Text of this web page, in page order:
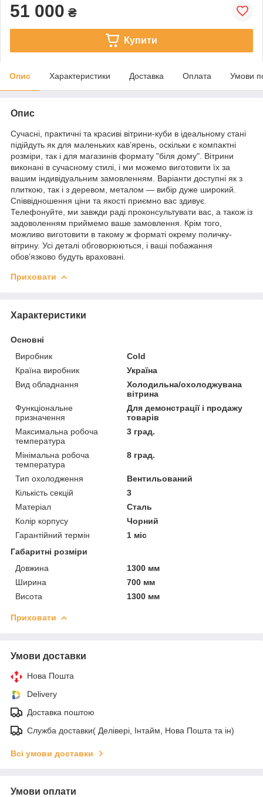
51 000 ₴
Купити
Опис Характеристики Доставка Оплата Умови
Опис
Сучасні, практичні та красиві вітрини-куби в ідеальному стані
підійдуть як для маленьких кав’ярень, оскільки є компактні
розміри, так і для магазинів формату "біля дому". Вітрини
виконані в сучасному стилі, і ми можемо виготовити їх за
вашим індивідуальним замовленням. Варіанти доступні як з
плиткою, так і з деревом, металом — вибір дуже широкий.
Співвідношення ціни та якості приємно вас здивує.
Телефонуйте, ми завжди раді проконсультувати вас, а також із
задоволенням приймемо ваше замовлення. Крім того,
можливо виготовити в такому ж форматі окрему поличку-
вітрину. Усі деталі обговорюються, і ваші побажання
обов’язково будуть враховані.
Приховати
Характеристики
Основні
Виробник
Cold
Країна виробник
Україна
Вид обладнання
Холодильна/охолоджувана
вітрина
Функціональне
призначення
Для демонстрації і продажу
товарів
Максимальна робоча
температура
3 град.
Мінімальна робоча
температура
8 град.
Тип охолодження
Вентильований
Кількість секцій
3
Матеріал
Сталь
Колір корпусу
Чорний
Гарантійний термін
1 міс
Габаритні розміри
Довжина
1300 мм
Ширина
700 мм
Висота
1300 мм
Приховати
Умови доставки
Нова Пошта
Delivery
Доставка поштою
Служба доставки( Делівері, Інтайм, Нова Пошта та ін)
Всі умови доставки
Умови оплати